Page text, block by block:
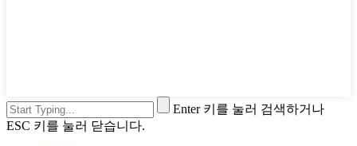
Enter 키를 눌러 검색하거나
ESC 키를 눌러 닫습니다.